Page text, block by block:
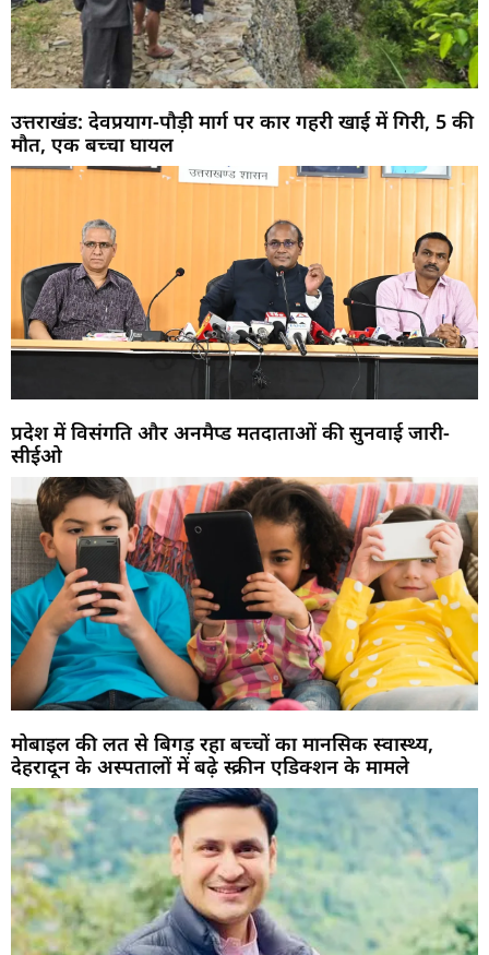
उत्तराखंड: देवप्रयाग-पौड़ी मार्ग पर कार गहरी खाई में गिरी, 5 की
मौत, एक बच्चा घायल
प्रदेश में विसंगति और अनमैप्ड मतदाताओं की सुनवाई जारी-
सीईओ
मोबाइल की लत से बिगड़ रहा बच्चों का मानसिक स्वास्थ्य,
देहरादून के अस्पतालों में बढ़े स्क्रीन एडिक्शन के मामले